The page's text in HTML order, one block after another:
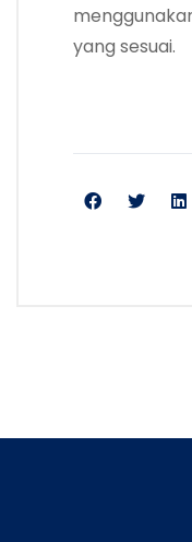
yang sesuai.